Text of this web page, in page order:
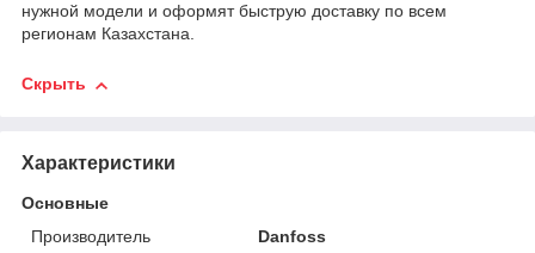
нужной модели и оформят быструю доставку по всем
регионам Казахстана.
Скрыть
Характеристики
Основные
Производитель
Danfoss